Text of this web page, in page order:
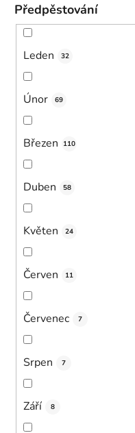
Předpěstování
Leden 32
Únor 69
Březen 110
Duben 58
Květen 24
Červen 11
Červenec 7
Srpen 7
Září 8